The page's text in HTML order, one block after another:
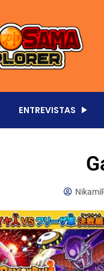
ENTREVISTAS